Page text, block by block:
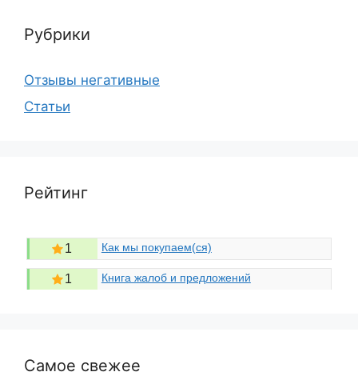
Рубрики
Отзывы негативные
Статьи
Рейтинг
1 Как мы покупаем(ся)
1 Книга жалоб и предложений
Самое свежее